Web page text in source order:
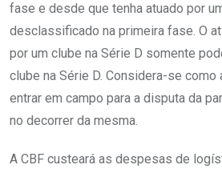
fase e desde que tenha atuado por
desclassificado na primeira fase. O
por um clube na Série D somente
clube na Série D. Considera-se como
entrar em campo para a disputa da
no decorrer da mesma.
A CBF custeará as despesas de